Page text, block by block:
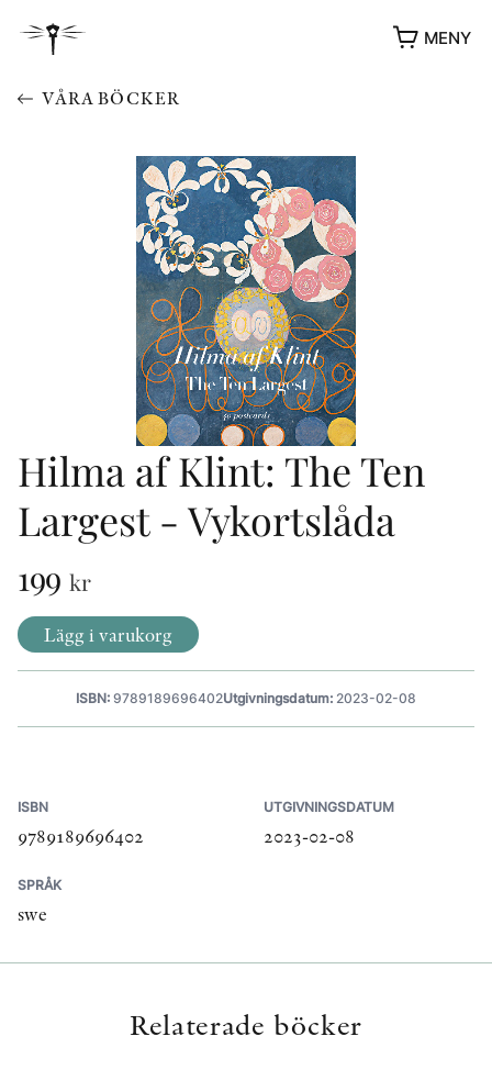
MENY
YUKIKO OCH PATRIK MÖTER
STOLPE STORIES
UTMÄRKELSER
ÖVRIGA FORMAT
VÅRA BÖCKER
Hilma af Klint: The Ten
Largest - Vykortslåda
199 kr
Lägg i varukorg
ISBN: 9789189696402Utgivningsdatum: 2023-02-08
ISBN
9789189696402
UTGIVNINGSDATUM
2023-02-08
SPRÅK
swe
Relaterade böcker